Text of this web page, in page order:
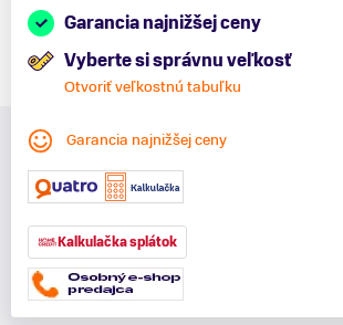
Garancia najnižšej ceny
Vyberte si správnu veľkosť
Otvoriť veľkostnú tabuľku
Garancia najnižšej ceny
Kalkulačka splátok